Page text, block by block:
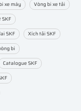
xe máy
Vòng bi xe tải
SKF
SKF
Xích tải SKF
bi
Catalogue SKF